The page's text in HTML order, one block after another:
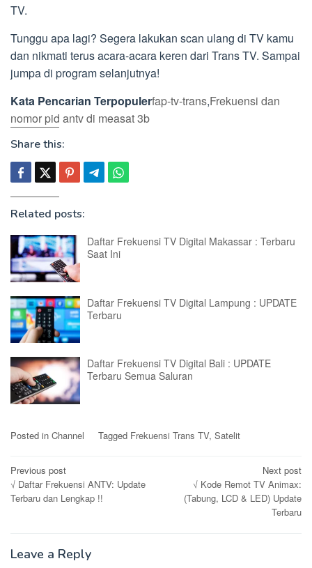
TV.
Tunggu apa lagi? Segera lakukan scan ulang di TV kamu
dan nikmati terus acara-acara keren dari Trans TV. Sampai
jumpa di program selanjutnya!
Kata Pencarian Terpopulerfap-tv-trans,Frekuensi dan
nomor pid antv di measat 3b
Share this:
Related posts:
Daftar Frekuensi TV Digital Makassar : Terbaru
Saat Ini
Daftar Frekuensi TV Digital Lampung : UPDATE
Terbaru
Daftar Frekuensi TV Digital Bali : UPDATE
Terbaru Semua Saluran
Posted in Channel Tagged Frekuensi Trans TV, Satelit
Post
navigation
Previous post
√ Daftar Frekuensi ANTV: Update
Terbaru dan Lengkap !!
Next post
√ Kode Remot TV Animax:
(Tabung, LCD & LED) Update
Terbaru
Leave a Reply